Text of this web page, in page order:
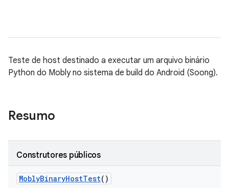
Teste de host destinado a executar um arquivo binário
Python do Mobly no sistema de build do Android (Soong).
Resumo
Construtores públicos
MoblyBinaryHostTest()